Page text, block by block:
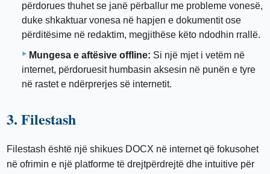
përdorues thuhet se janë përballur me probleme vonesë,
duke shkaktuar vonesa në hapjen e dokumentit ose
përditësime në redaktim, megjithëse këto ndodhin rrallë.
Mungesa e aftësive offline: Si një mjet i vetëm në
internet, përdoruesit humbasin aksesin në punën e tyre
në rastet e ndërprerjes së internetit.
3. Filestash
Filestash është një shikues DOCX në internet që fokusohet
në ofrimin e një platforme të drejtpërdrejtë dhe intuitive për